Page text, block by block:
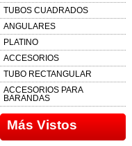
TUBOS CUADRADOS
ANGULARES
PLATINO
ACCESORIOS
TUBO RECTANGULAR
ACCESORIOS PARA
BARANDAS
Más Vistos